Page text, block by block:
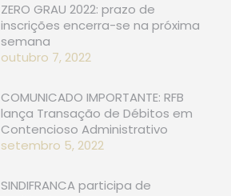
ZERO GRAU 2022: prazo de
inscrições encerra-se na próxima
semana
outubro 7, 2022
COMUNICADO IMPORTANTE: RFB
lança Transação de Débitos em
Contencioso Administrativo
setembro 5, 2022
SINDIFRANCA participa de